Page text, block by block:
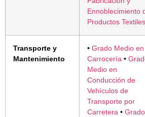
Ennoblecimiento
Productos Textiles
Transporte y
Mantenimiento
• Grado Medio en
Carrocería •
Medio en
Conducción de
Vehículos de
Transporte por
Carretera • Grado